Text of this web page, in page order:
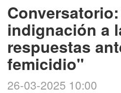
indignación a
respuestas
femicidio"
26-03-2025 10:00